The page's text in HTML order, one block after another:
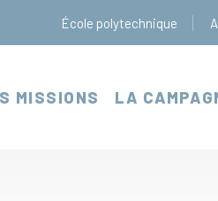
École polytechnique
MISSIONS LA